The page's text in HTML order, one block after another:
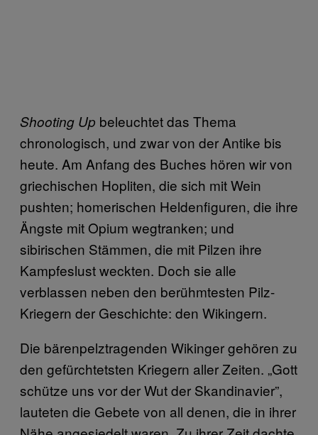
Shooting Up beleuchtet das Thema
chronologisch, und zwar von der Antike bis
heute. Am Anfang des Buches hören wir von
griechischen Hopliten, die sich mit Wein
pushten; homerischen Heldenfiguren, die ihre
Ängste mit Opium wegtranken; und
sibirischen Stämmen, die mit Pilzen ihre
Kampfeslust weckten. Doch sie alle
verblassen neben den berühmtesten Pilz-
Kriegern der Geschichte: den Wikingern.
Die bärenpelztragenden Wikinger gehören zu
den gefürchtetsten Kriegern aller Zeiten. „Gott
schütze uns vor der Wut der Skandinavier”,
lauteten die Gebete von all denen, die in ihrer